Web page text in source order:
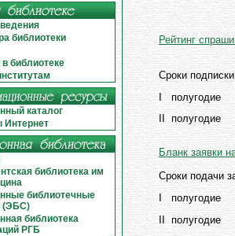
библиотеки
библиотеке
каталог
Интернет
библиотека им
библиотечные
(ЭБС)
библиотека
РГБ
Рейтинг
Сроки
I полугодие
II полугодие
Бланк заявки
Сроки подачи
I полугодие
II полугодие